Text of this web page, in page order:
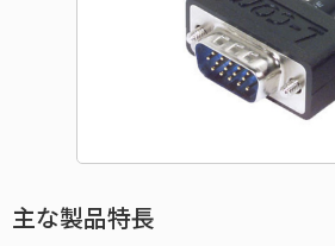
主な製品特長